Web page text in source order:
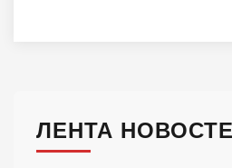
ЛЕНТА